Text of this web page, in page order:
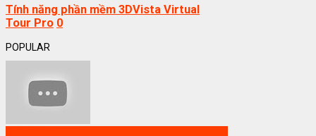
Tính năng phần mềm 3DVista Virtual
Tour Pro 0
POPULAR